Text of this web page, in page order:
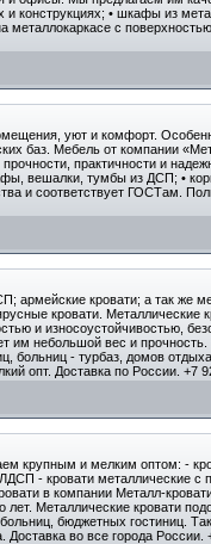
и конструкциях; • шкафы из
металлокаркасе с
уют и комфорт.
баз. Мебель от компании
практичности и
вешалки, тумбы из ДСП; •
и соответствует ГОСТам.
армейские кровати; а так же
кровати. Металлические
и износоустойчивостью,
им небольшой вес и
больниц - турбаз, домов
опт. Доставка по России. +7
крупным и мелким оптом: -
- кровати металлические с
в компании Металл-
Металлические кровати
бюджетных гостиниц.
во все города России.